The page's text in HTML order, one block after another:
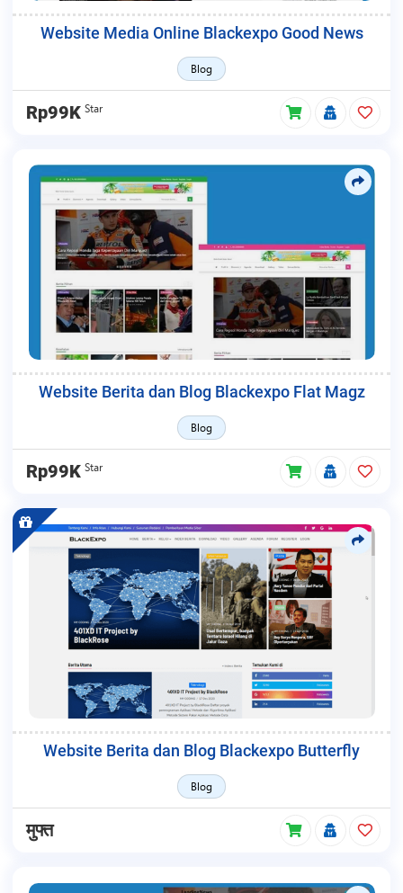
Website Media Online Blackexpo Good News
Blog
Rp99K Star
Website Berita dan Blog Blackexpo Flat Magz
Blog
Rp99K Star
Website Berita dan Blog Blackexpo Butterfly
Blog
मुफ्त